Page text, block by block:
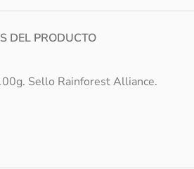
DEL PRODUCTO
Sello Rainforest Alliance.